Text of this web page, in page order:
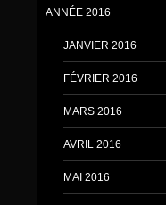
ANNÉE 2016
JANVIER 2016
FÉVRIER 2016
MARS 2016
AVRIL 2016
MAI 2016